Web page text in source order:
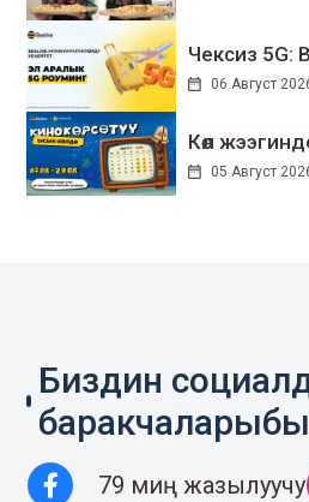
Чексиз 5G:
06 Август
Көл
05 Август
Биздин
79 миң жазылуучу